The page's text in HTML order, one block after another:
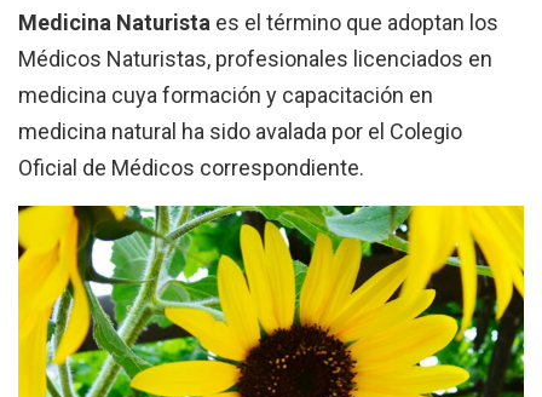
Medicina Naturista es el término que adoptan los
Médicos Naturistas, profesionales licenciados en
medicina cuya formación y capacitación en
medicina natural ha sido avalada por el Colegio
Oficial de Médicos correspondiente.